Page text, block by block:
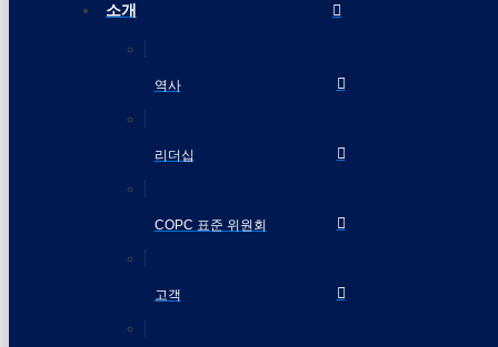
소개
역사
리더십
COPC 표준 위원회
고객